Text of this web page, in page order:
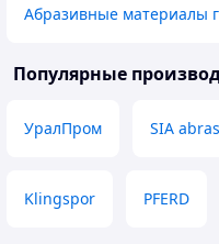
Абразивные материалы
Популярные
УралПром SIA
Klingspor PFERD